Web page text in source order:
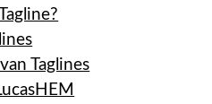
Taglines